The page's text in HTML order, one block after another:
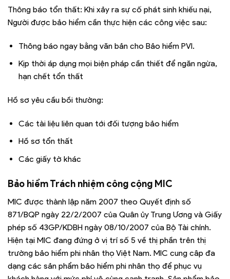
Thông báo tổn thất: Khi xảy ra sự cố phát sinh khiếu nại,
Người được bảo hiểm cần thực hiện các công việc sau:
Thông báo ngay bằng văn bản cho Bảo hiểm PVI.
Kịp thời áp dụng mọi biện pháp cần thiết để ngăn ngừa,
hạn chết tổn thất
Hồ sơ yêu cầu bồi thường:
Các tài liệu liên quan tới đối tượng bảo hiểm
Hồ sơ tổn thất
Các giấy tờ khác
Bảo hiểm Trách nhiệm công cộng MIC
MIC được thành lập năm 2007 theo Quyết định số
871/BQP ngày 22/2/2007 của Quân ủy Trung Ương và Giấy
phép số 43GP/KDBH ngày 08/10/2007 của Bộ Tài chính.
Hiện tại MIC đang đứng ở vị trí số 5 về thị phần trên thị
trường bảo hiểm phi nhân thọ Việt Nam. MIC cung câp đa
dạng các sản phẩm bảo hiểm phi nhân thọ để phục vụ